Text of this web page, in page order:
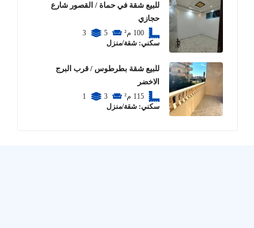
للبيع شقة في حماة / القصور شارع
حجازي
100 م² 5
3
سكني: شقة/منزل
للبيع شقة بطرطوس / قرب البرج
الاخضر
115 م² 3
1
سكني: شقة/منزل